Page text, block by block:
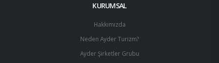
KURUMSAL
Hakkımızda
Neden Ayder Turizm?
Ayder Şirketler Grubu